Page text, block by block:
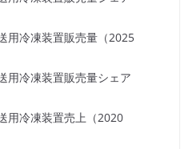
用冷凍装置販売量（2025
用冷凍装置販売量シェア
用冷凍装置売上（2020